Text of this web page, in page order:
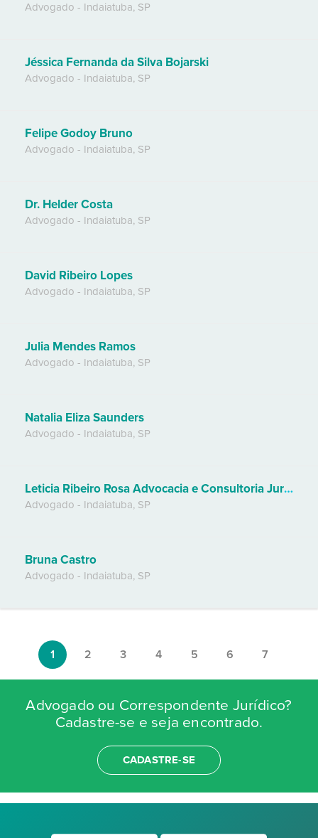
Advogado - Indaiatuba, SP
Jéssica Fernanda da Silva Bojarski
Advogado - Indaiatuba, SP
Felipe Godoy Bruno
Advogado - Indaiatuba, SP
Dr. Helder Costa
Advogado - Indaiatuba, SP
David Ribeiro Lopes
Advogado - Indaiatuba, SP
Julia Mendes Ramos
Advogado - Indaiatuba, SP
Natalia Eliza Saunders
Advogado - Indaiatuba, SP
Leticia Ribeiro Rosa Advocacia e Consultoria Jurídica
Advogado - Indaiatuba, SP
Bruna Castro
Advogado - Indaiatuba, SP
1 2 3 4 5 6 7
Advogado ou Correspondente Jurídico?
Cadastre-se e seja encontrado.
CADASTRE-SE